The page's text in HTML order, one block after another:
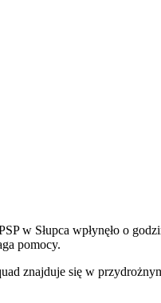
w Słupca wpłynęło o
pomocy.
znajduje się w